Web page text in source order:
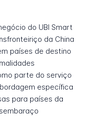
do UBI Smart
da China
países de destino
parte do serviço
específica
para países da